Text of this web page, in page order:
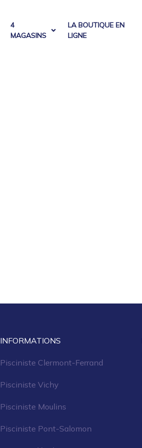
4
MAGASINS
LA BOUTIQUE EN
LIGNE
INFORMATIONS
Pisciniste Clermont-Ferrand
Pisciniste Vichy
Pisciniste Moulins
Pisciniste Pont-Salomon